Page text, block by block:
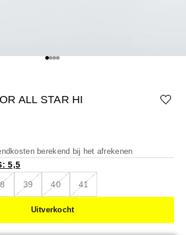
Naar artikel 1
Naar artikel 2
Naar artikel 3
Naar artikel 4
ALL STAR HI
berekend bij het afrekenen
5,5
39 40 41
Uitverkocht